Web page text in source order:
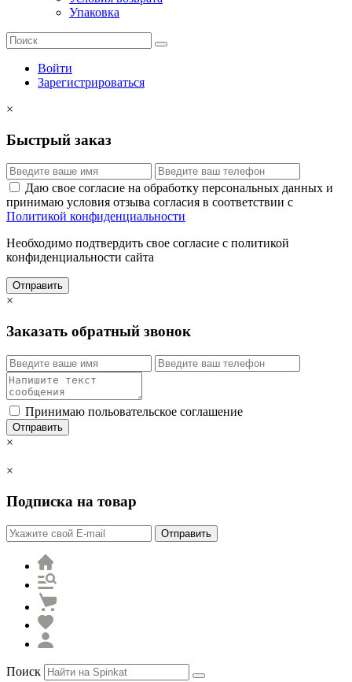
Упаковка
Войти
Зарегистрироваться
×
Быстрый заказ
Даю свое согласие на обработку персональных данных и
принимаю условия отзыва согласия в соответствии с
Политикой конфиденциальности
Необходимо подтвердить свое согласие с политикой
конфиденциальности сайта
Отправить
×
Заказать обратный звонок
Принимаю польовательское соглашение
Отправить
×
×
Подписка на товар
Отправить
Поиск